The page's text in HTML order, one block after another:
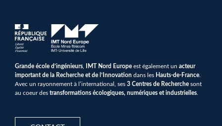
Grande école d’ingénieurs IMT Nord Europe est également un acteur
important de la Recherche et de l’Innovation dans les Hauts-de-France
Avec un rayonnement à l’international, ses 3 Centres de Recherche sont
au coeur des transformations écologiques, numériques et industrielles